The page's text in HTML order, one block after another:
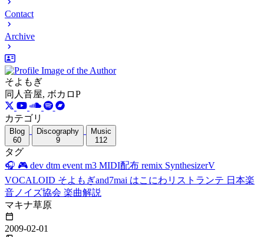
Contact
Archive
そよもぎ
同人音屋, ボカロP
カテゴリ
Blog
60
Discography
9
Music
112
タグ
🎧 🎮 dev dtm event m3 MIDI配布 remix SynthesizerV
VOCALOID そよもぎand7mai はこにわリストランテ 日本楽
音ノイズ協会 楽曲解説
マキナ草原
2009-02-01